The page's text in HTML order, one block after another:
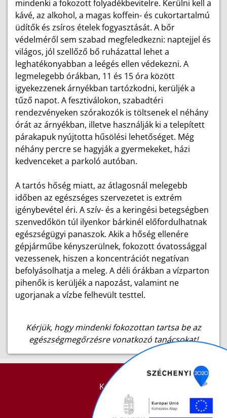
mindenki a fokozott folyadékbevitelre. Kerülni kell a
kávé, az alkohol, a magas koffein- és cukortartalmú
üdítők és zsíros ételek fogyasztását. A bőr
védelméről sem szabad megfeledkezni: naptejjel és
világos, jól szellőző bő ruházattal lehet a
leghatékonyabban a leégés ellen védekezni. A
legmelegebb órákban, 11 és 15 óra között
igyekezzenek árnyékban tartózkodni, kerüljék a
tűző napot. A fesztiválokon, szabadtéri
rendezvényeken szórakozók is töltsenek el néhány
órát az árnyékban, illetve használják ki a telepített
párakapuk nyújtotta hűsölési lehetőséget. Még
néhány percre se hagyják a gyermekeket, házi
kedvenceket a parkoló autóban.
A tartós hőség miatt, az átlagosnál melegebb
időben az egészséges szervezetet is extrém
igénybevétel éri. A szív- és a keringési betegségben
szenvedőkön túl ilyenkor bárkinél előfordulhatnak
egészségügyi panaszok. Akik a hőség ellenére
gépjárműbe kényszerülnek, fokozott óvatossággal
vezessenek, hiszen a koncentrációt negatívan
befolyásolhatja a meleg. A déli órákban a vízparton
pihenők is kerüljék a napozást, valamint ne
ugorjanak a vízbe felhevült testtel.
Kérjük, hogy mindenki fokozottan tartsa be az
egészségmegőrzésre vonatkozó tanácsokat!
KAPCSOLAT
IMPRESSZUM